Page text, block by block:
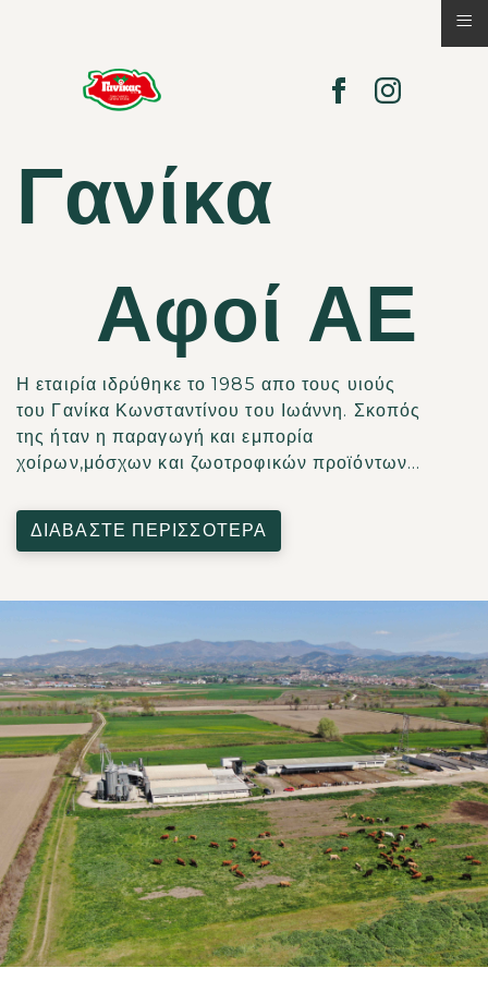
Γανίκα
Αφοί ΑΕ
Η εταιρία ιδρύθηκε το 1985 απο τους υιούς
του Γανίκα Κωνσταντίνου του Ιωάννη. Σκοπός
της ήταν η παραγωγή και εμπορία
χοίρων,μόσχων και ζωοτροφικών προϊόντων...
ΔΙΑΒΑΣΤΕ ΠΕΡΙΣΣΟΤΕΡΑ
≡